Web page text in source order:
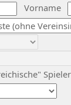
Vorname